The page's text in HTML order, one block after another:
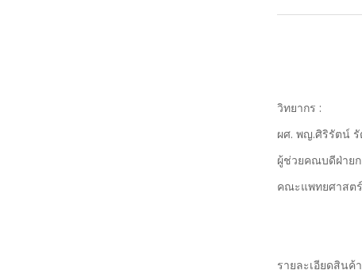
วิทยากร :
ผศ. พญ.ศิริรัตน์
ผู้ช่วยคณบดีฝ่าย
คณะแพทยศาสต
รายละเอียดสินค้